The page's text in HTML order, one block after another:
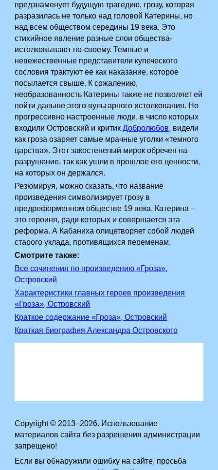
предзнаменует будущую трагедию, грозу, которая
разразилась не только над головой Катерины, но
над всем обществом середины 19 века. Это
стихийное явление разные слои общества­
истолковывают по-своему. Темные и
невежественные представители купеческого
сословия трактуют ее как наказание, которое
посылается свыше. К сожалению,
необразованность Катерины также не позволяет ей
пойти дальше этого вульгарного истолкования. Но
прогрессивно настроенные люди, в число которых
входили Островский и критикДобролюбов, видели
как гроза озаряет самые мрачные уголки «темного
царства». Этот закостенелый мирок обречен на
разрушение, так как ушли в прошлое его ценности,
на которых он держался.­­ ­
Резюмируя, можно сказать, что название
произведения символизирует грозу в
предреформенном обществе 19 века. Катерина –
это героиня, ради которых и совершается эта
реформа. А Кабаниха олицетворяет собой людей
старого уклада, противящихся переменам.
Смотрите также:
Все сочинения по произведению «Гроза»,
Островский
Характеристики главных героев произведения
«Гроза», Островский
Краткое содержание «Гроза», Островский
Краткая биография Александра Островского
Copyright © 2013–2026. Использование
материалов сайта без разрешения администрации
запрещено!
Если вы обнаружили ошибку на сайте, просьба